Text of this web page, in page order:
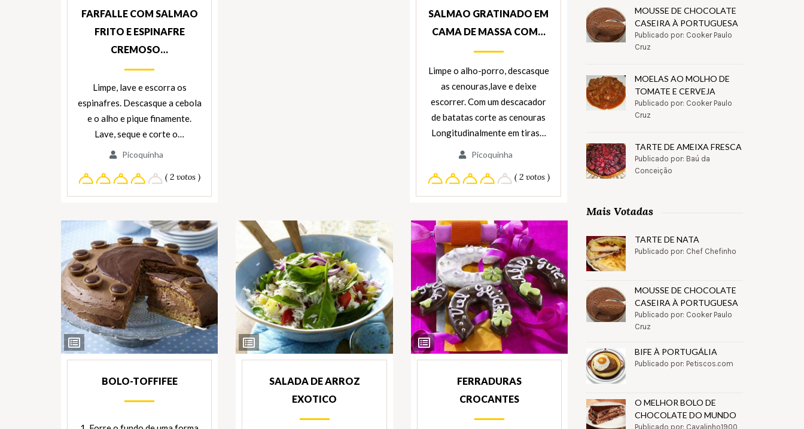
FARFALLE COM SALMAO
FRITO E ESPINAFRE
CREMOSO…
Limpe, lave e escorra os
espinafres. Descasque a cebola
e o alho e pique finamente.
Lave, seque e corte o…
Picoquinha
( 2 votos )
SALMAO GRATINADO EM
CAMA DE MASSA COM…
Limpe o alho-porro, descasque
as cenouras,lave e deixe
escorrer. Com um descacador
de batatas corte as cenouras
Longitudinalmente em tiras…
Picoquinha
( 2 votos )
Ver
Ingredientes
BOLO-TOFFIFEE
Ver
Ingredientes
SALADA DE ARROZ
EXOTICO
Ver
Ingredientes
FERRADURAS
CROCANTES
MOUSSE DE CHOCOLATE
CASEIRA À PORTUGUESA
Publicado por: Cooker Paulo
Cruz
MOELAS AO MOLHO DE
TOMATE E CERVEJA
Publicado por: Cooker Paulo
Cruz
TARTE DE AMEIXA FRESCA
Publicado por: Baú da
Conceição
Mais Votadas
TARTE DE NATA
Publicado por: Chef Chefinho
MOUSSE DE CHOCOLATE
CASEIRA À PORTUGUESA
Publicado por: Cooker Paulo
Cruz
BIFE À PORTUGÁLIA
Publicado por: Petiscos.com
O MELHOR BOLO DE
CHOCOLATE DO MUNDO
Publicado por: Cavalinho1900